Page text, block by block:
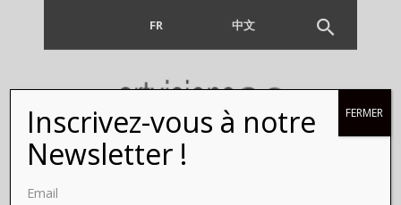
FR 中文
Niki de
Inscrivez-vous à notre
Newsletter !
Email
FERMER